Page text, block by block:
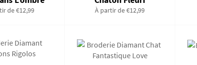
de €12,99 À partir de €12,99